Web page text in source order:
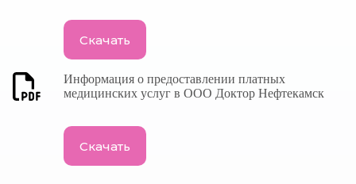
Скачать
Информация о предоставлении платных
медицинских услуг в ООО Доктор Нефтекамск
Скачать